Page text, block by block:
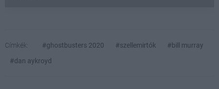
Címkék: #ghostbusters 2020 #szellemirtók
#bill murray
#dan aykroyd